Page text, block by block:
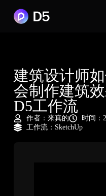
建筑设计师
会制作建筑
D5工作流
作者： 来真的 时间：
工作流： SketchUp